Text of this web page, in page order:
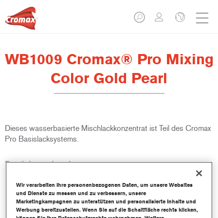
WB1009 Cromax® Pro Mixing
Color Gold Pearl
Dieses wasserbasierte Mischlackkonzentrat ist Teil des Cromax
Pro Basislacksystems.
Produktmerkmale
Ausgezeichnete Ergiebigkeit mit außergewöhnlich genauer
Farbtonangleichung.
Schnelle und sparsame Anwendung trägt zur Steigerung
des Durchsatz und der Produktivität bei.
Wir verarbeiten Ihre personenbezogenen Daten, um unsere Websites
und Dienste zu messen und zu verbessern, unsere
Marketingkampagnen zu unterstützen und personalisierte Inhalte und
Werbung bereitzustellen. Wenn Sie auf die Schaltfläche rechts klicken,